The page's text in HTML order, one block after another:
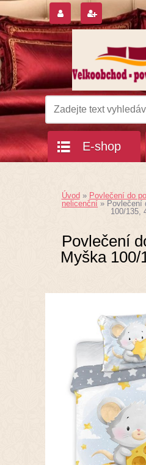
E-shop
Úvod » Povlečení do
nelicenční » Povlečení
100/135,
Povlečení
Myška 100/